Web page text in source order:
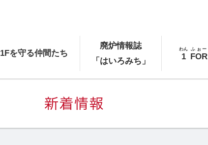
1Fを守る仲間たち
廃炉情報誌
「はいろみち」
1
わん
FOR
ふぉー